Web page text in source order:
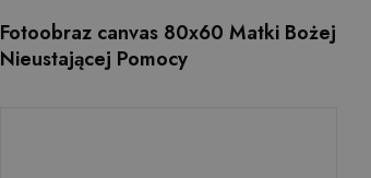
Fotoobraz canvas 80x60 Matki Bożej
Nieustającej Pomocy